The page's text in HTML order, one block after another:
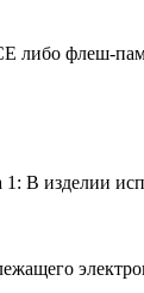
либо флеш-
В изделии